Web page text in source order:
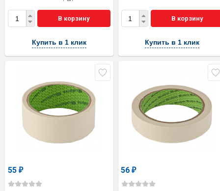
В корзину
Купить в 1 клик
В корзину
Купить в 1 клик
55 ₽ 56₽